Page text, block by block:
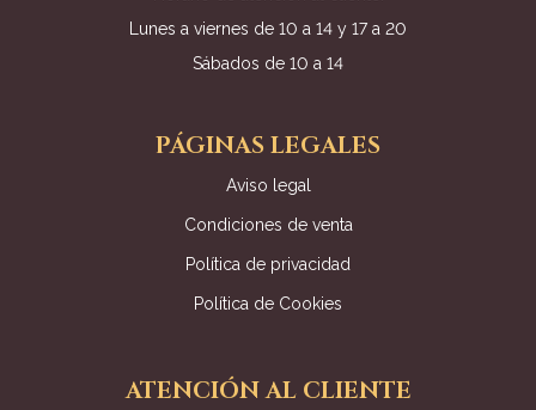
Lunes a viernes de 10 a 14 y 17 a 20
Sábados de 10 a 14
PÁGINAS LEGALES
Aviso legal
Condiciones de venta
Política de privacidad
Política de Cookies
ATENCIÓN AL CLIENTE